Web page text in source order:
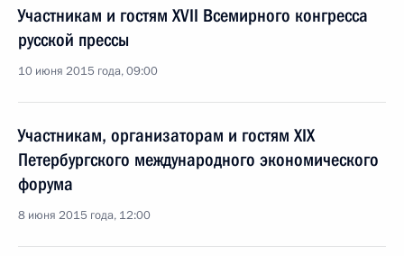
Участникам и гостям XVII Всемирного конгресса
русской прессы
10 июня 2015 года, 09:00
Участникам, организаторам и гостям XIX
Петербургского международного экономического
форума
8 июня 2015 года, 12:00